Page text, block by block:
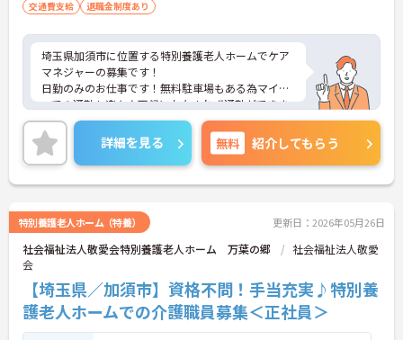
交通費支給 退職金制度あり
埼玉県加須市に位置する特別養護老人ホームでケア
マネジャーの募集です！
日勤のみのお仕事です！無料駐車場もある為マイカ
ーでの通勤も楽々♪天候に左右されず通勤ができま
す！昇給や賞与制度があり、頑張りが評価されてし
っかりと還元されます。さらに住宅手当などの各種
手当もあるのは嬉しいポイントです◎丁寧な研修と
フォロー体制で、ご自身のスキルアップもできま
す！
ントもお伝えしますので是非ご応募お待ちしており
ます。
詳細を見る 無料 紹介してもらう
特別養護老人ホーム（特養） 更新日：2026年05月26日
社会福祉法人敬愛会特別養護老人ホーム 万葉の郷
社会福祉法人敬愛
会
【埼玉県／加須市】資格不問！手当充実♪特別養
護老人ホームでの介護職員募集＜正社員＞